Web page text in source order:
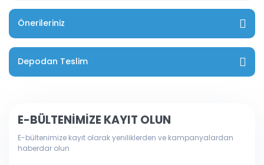
Önerileriniz
Depodan Teslim
E-BÜLTENİMİZE KAYIT OLUN
E-bültenimize kayıt olarak yeniliklerden ve kampanyalardan
haberdar olun